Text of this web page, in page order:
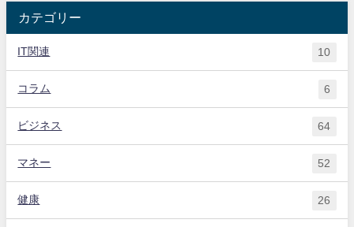
カテゴリー
IT関連 10
コラム 6
ビジネス 64
マネー 52
健康 26